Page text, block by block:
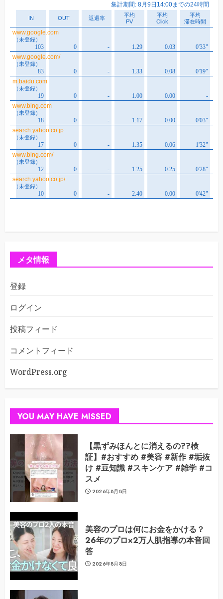
メタ情報
登録
ログイン
投稿フィード
コメントフィード
WordPress.org
YOU MAY HAVE MISSED
【黒ずみほんとに消えるの??検
証】#おすすめ #美容 #新作 #垢抜
け #豆知識 #スキンケア #雑学 #コ
スメ
2026年8月8日
美容のプロは何にお金をかける？
26年のプロ×2万人肌指導の本音回
答
2026年8月8日